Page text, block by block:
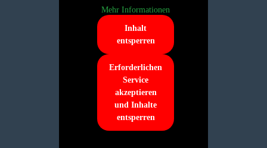
Mehr Informationen
Inhalt
entsperren
Erforderlichen
Service
akzeptieren
und Inhalte
entsperren